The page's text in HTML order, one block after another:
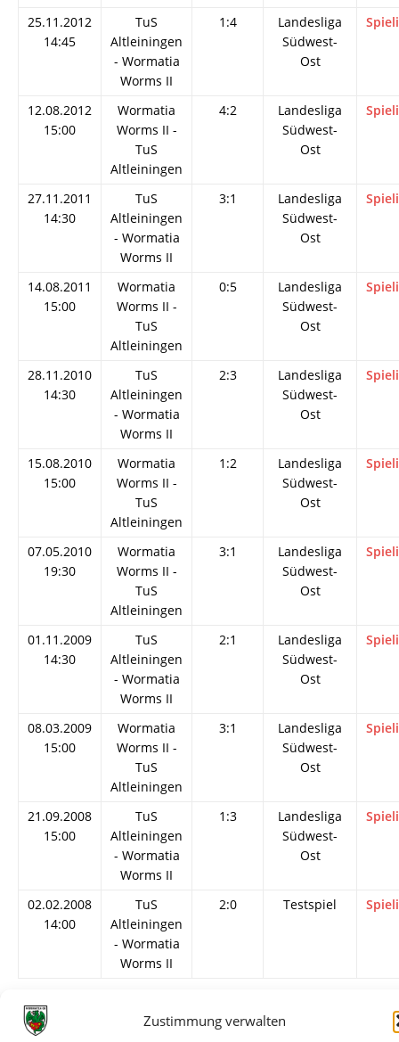
Zustimmung verwalten
25.11.2012
14:45
TuS
Altleiningen
- Wormatia
Worms II
1:4
Landesliga
Südwest-
Ost
12.08.2012
15:00
Wormatia
Worms II -
TuS
Altleiningen
4:2
Landesliga
Südwest-
Ost
27.11.2011
14:30
TuS
Altleiningen
- Wormatia
Worms II
3:1
Landesliga
Südwest-
Ost
14.08.2011
15:00
Wormatia
Worms II -
TuS
Altleiningen
0:5
Landesliga
Südwest-
Ost
28.11.2010
14:30
TuS
Altleiningen
- Wormatia
Worms II
2:3
Landesliga
Südwest-
Ost
15.08.2010
15:00
Wormatia
Worms II -
TuS
Altleiningen
1:2
Landesliga
Südwest-
Ost
07.05.2010
19:30
Wormatia
Worms II -
TuS
Altleiningen
3:1
Landesliga
Südwest-
Ost
01.11.2009
14:30
TuS
Altleiningen
- Wormatia
Worms II
2:1
Landesliga
Südwest-
Ost
08.03.2009
15:00
Wormatia
Worms II -
TuS
Altleiningen
3:1
Landesliga
Südwest-
Ost
21.09.2008
15:00
TuS
Altleiningen
- Wormatia
Worms II
1:3
Landesliga
Südwest-
Ost
02.02.2008
14:00
TuS
Altleiningen
- Wormatia
Worms II
2:0 Testspiel